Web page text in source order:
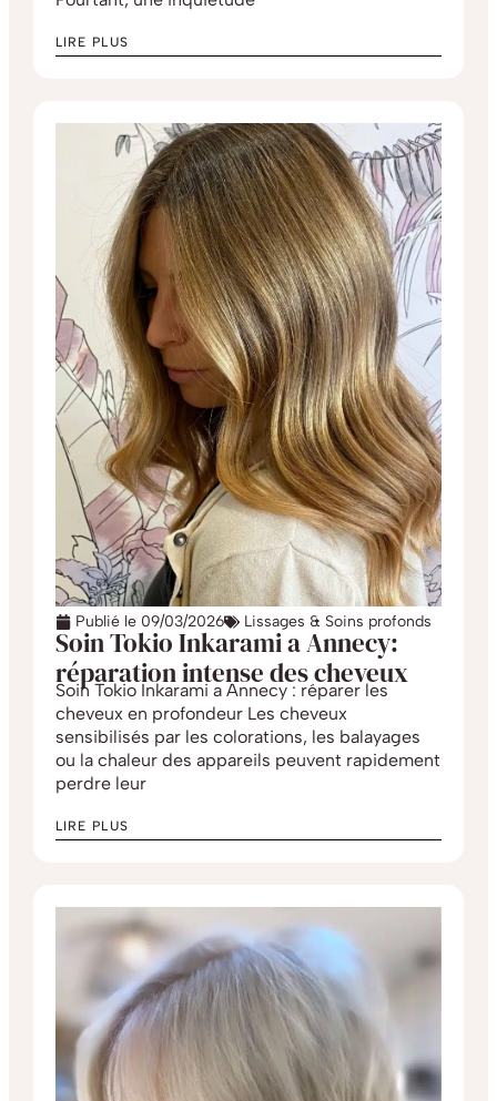
LIRE PLUS
Publié le 09/03/2026 Lissages & Soins profonds
Soin Tokio Inkarami a Annecy:
réparation intense des cheveux
Soin Tokio Inkarami a Annecy : réparer les
cheveux en profondeur Les cheveux
sensibilisés par les colorations, les balayages
ou la chaleur des appareils peuvent rapidement
perdre leur
LIRE PLUS